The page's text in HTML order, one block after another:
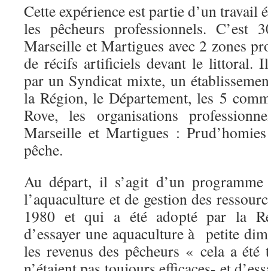
Cette expérience est partie d’un travail
les pêcheurs professionnels. C’est
Marseille et Martigues avec 2 zones
de récifs artificiels devant le littoral.
par un Syndicat mixte, un
la Région, le Département, les 5
Rove, les organisations
Marseille et Martigues :
pêche.
Au départ, il s’agit d’un
l’aquaculture et de gestion des
1980 et qui a été adopté par la
d’essayer une aquaculture à petite
les revenus des pêcheurs « cela a été